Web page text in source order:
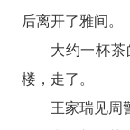
后离开了雅间。
大约一杯
楼，走了。
王家瑞见周